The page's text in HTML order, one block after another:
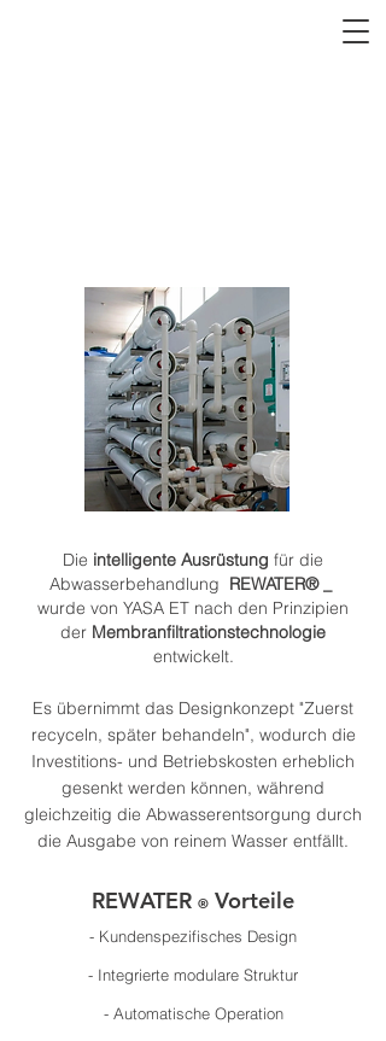
Die intelligente Ausrüstung für die
Abwasserbehandlung REWATER®
wurde von YASA ET nach den Prinzipien
der Membranfiltrationstechnologie
entwickelt.
Es übernimmt das Designkonzept "Zuerst
recyceln, später behandeln", wodurch die
Investitions- und Betriebskosten erheblich
gesenkt werden können, während
gleichzeitig die Abwasserentsorgung durch
die Ausgabe von reinem Wasser entfällt.
REWATER ® Vorteile
- Kundenspezifisches Design
- Integrierte modulare Struktur
- Automatische Operation